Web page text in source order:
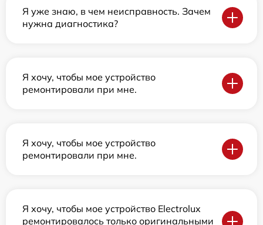
Я уже знаю, в чем неисправность. Зачем
нужна диагностика?
Я хочу, чтобы мое устройство
ремонтировали при мне.
Я хочу, чтобы мое устройство
ремонтировали при мне.
Я хочу, чтобы мое устройство Electrolux
ремонтировалось только оригинальными